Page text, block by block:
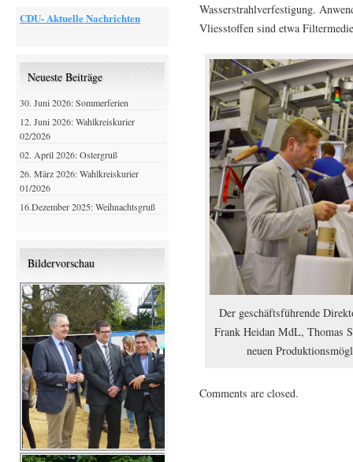
Wasserstrahlverfestigung.
Vliesstoffen sind etwa
Der geschäftsführende
Frank Heidan MdL, Thomas
neuen
Comments are closed.
CDU- Aktuelle Nachrichten
Neueste Beiträge
30. Juni 2026: Sommerferien
12. Juni 2026: Wahlkreiskurier
02/2026
02. April 2026: Ostergruß
26. März 2026: Wahlkreiskurier
01/2026
16.Dezember 2025: Weihnachtsgruß
Bildervorschau